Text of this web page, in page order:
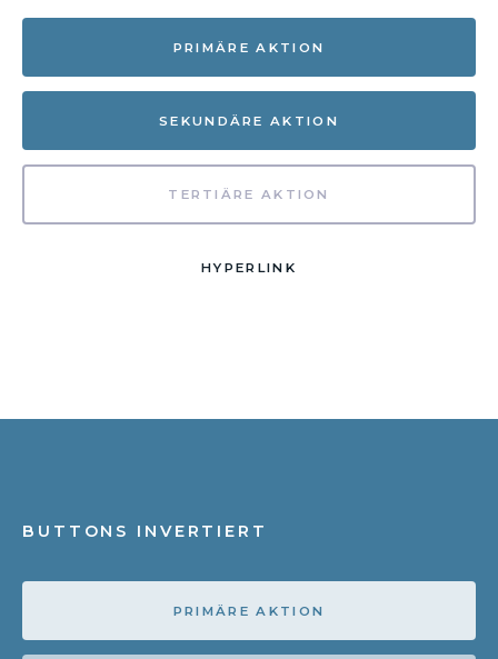
PRIMÄRE AKTION
SEKUNDÄRE AKTION
TERTIÄRE AKTION
HYPERLINK
BUTTONS INVERTIERT
PRIMÄRE AKTION